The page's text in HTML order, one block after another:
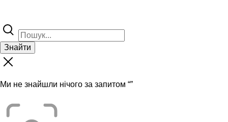
Знайти
Ми не знайшли нічого за запитом “”